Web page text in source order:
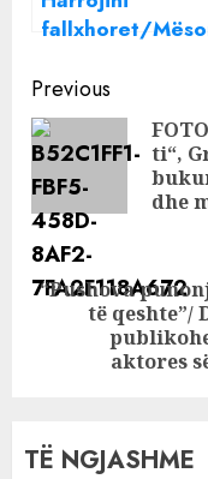
fallxhoret/
filxhanin, ky
është kuptimi i
çdo figure
Continue
Reading
Previous
ti“,
dhe
“Pushova
të qeshte”/
aktores
TË NGJASHME